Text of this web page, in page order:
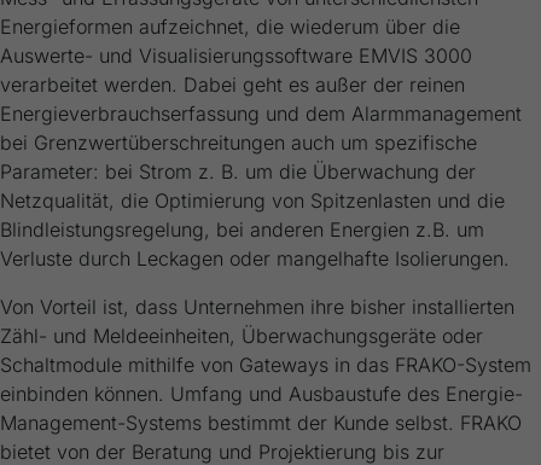
Energieformen aufzeichnet, die wiederum über die
Auswerte- und Visualisierungssoftware EMVIS 3000
verarbeitet werden. Dabei geht es außer der reinen
Energieverbrauchserfassung und dem Alarmmanagement
bei Grenzwertüberschreitungen auch um spezifische
Parameter: bei Strom z. B. um die Überwachung der
Netzqualität, die Optimierung von Spitzenlasten und die
Blindleistungsregelung, bei anderen Energien z.B. um
Verluste durch Leckagen oder mangelhafte Isolierungen.
Von Vorteil ist, dass Unternehmen ihre bisher installierten
Zähl- und Meldeeinheiten, Überwachungsgeräte oder
Schaltmodule mithilfe von Gateways in das FRAKO-System
einbinden können. Umfang und Ausbaustufe des Energie-
Management-Systems bestimmt der Kunde selbst. FRAKO
bietet von der Beratung und Projektierung bis zur